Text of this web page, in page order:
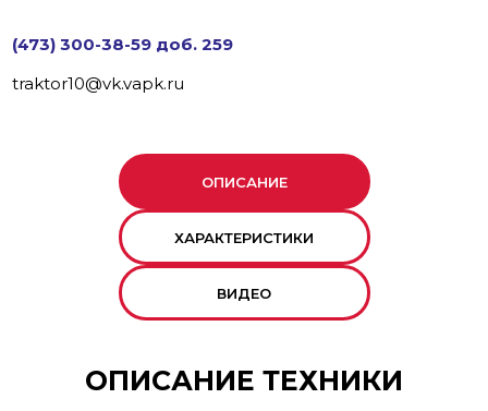
(473) 300-38-59 доб. 259
traktor10@vk.vapk.ru
ОПИСАНИЕ
ХАРАКТЕРИСТИКИ
ВИДЕО
ОПИСАНИЕ ТЕХНИКИ